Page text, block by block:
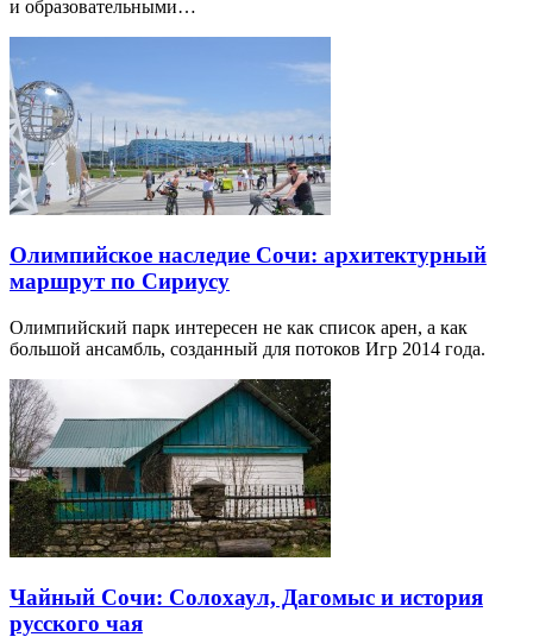
и образовательными…
Олимпийское наследие Сочи: архитектурный
маршрут по Сириусу
Олимпийский парк интересен не как список арен, а как
большой ансамбль, созданный для потоков Игр 2014 года.
Чайный Сочи: Солохаул, Дагомыс и история
русского чая